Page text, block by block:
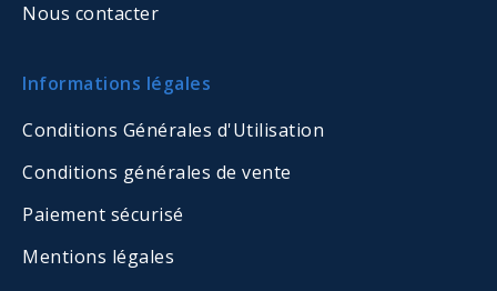
Nous contacter
Informations légales
Conditions Générales d'Utilisation
Conditions générales de vente
Paiement sécurisé
Mentions légales